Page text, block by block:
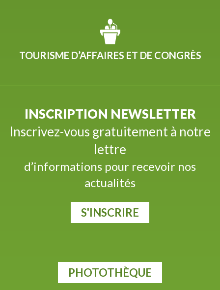
TOURISME D’AFFAIRES ET DE CONGRÈS
INSCRIPTION NEWSLETTER
Inscrivez-vous gratuitement à notre
lettre
d’informations pour recevoir nos
actualités
S'INSCRIRE
PHOTOTHÈQUE